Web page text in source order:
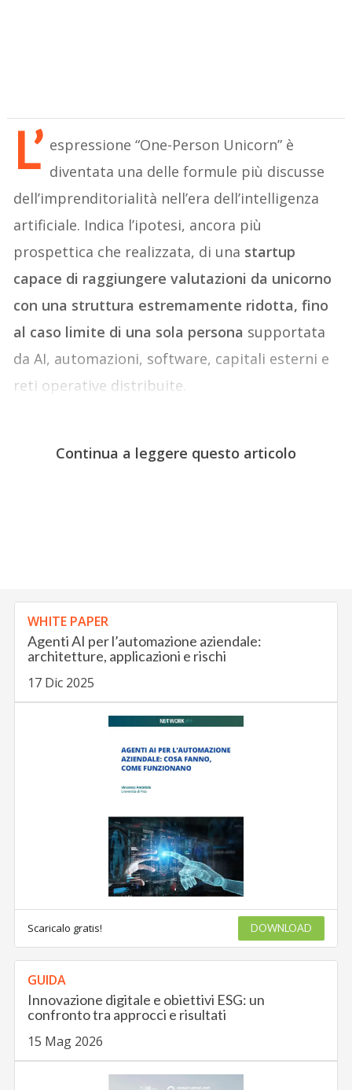
L’ espressione “One-Person Unicorn” è
diventata una delle formule più discusse
dell’imprenditorialità nell’era dell’intelligenza
artificiale. Indica l’ipotesi, ancora più
prospettica che realizzata, di una startup
capace di raggiungere valutazioni da unicorno
con una struttura estremamente ridotta, fino
al caso limite di una sola persona supportata
da AI, automazioni, software, capitali esterni e
reti operative distribuite.
Continua a leggere questo articolo
WHITE PAPER
Agenti AI per l’automazione aziendale:
architetture, applicazioni e rischi
17 Dic 2025
Scaricalo gratis! DOWNLOAD
GUIDA
Innovazione digitale e obiettivi ESG: un
confronto tra approcci e risultati
15 Mag 2026